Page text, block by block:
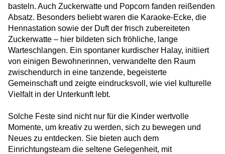
Siebenmal hinfallen, achtmal aufstehen
Corporate Volunteering bei HERO
Von der Unterkunft in die Nachbarschaft
Weitere Betreuungsleitung in NRW: HERO in
Haltern am See
basteln. Auch Zuckerwatte und Popcorn fanden reißenden
Absatz. Besonders beliebt waren die Karaoke-Ecke, die
Hennastation sowie der Duft der frisch zubereiteten
Zuckerwatte – hier bildeten sich fröhliche, lange
Warteschlangen. Ein spontaner kurdischer Halay, initiiert
von einigen Bewohnerinnen, verwandelte den Raum
zwischendurch in eine tanzende, begeisterte
Gemeinschaft und zeigte eindrucksvoll, wie viel kulturelle
Vielfalt in der Unterkunft lebt.
Solche Feste sind nicht nur für die Kinder wertvolle
Momente, um kreativ zu werden, sich zu bewegen und
Neues zu entdecken. Sie bieten auch dem
Einrichtungsteam die seltene Gelegenheit, mit